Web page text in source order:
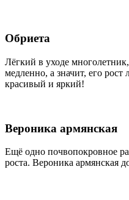
Обриета
Лёгкий в уходе
медленно, а значит, его рост
красивый и яркий!
Вероника армянская
Ещё одно почвопокровное
роста. Вероника армянская